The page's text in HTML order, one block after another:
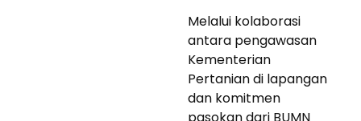
Melalui kolaborasi
antara pengawasan
Kementerian
Pertanian di lapangan
dan komitmen
pasokan dari BUMN